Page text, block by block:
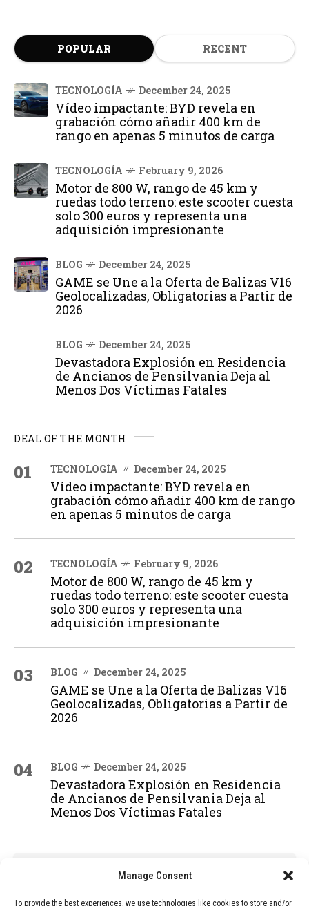
Manage Consent
To provide the best experiences, we use technologies like cookies to store and/or
POPULAR RECENT
TECNOLOGÍA December 24, 2025
Vídeo impactante: BYD revela en
grabación cómo añadir 400 km de
rango en apenas 5 minutos de carga
TECNOLOGÍA February 9, 2026
Motor de 800 W, rango de 45 km y
ruedas todo terreno: este scooter cuesta
solo 300 euros y representa una
adquisición impresionante
BLOG December 24, 2025
GAME se Une a la Oferta de Balizas V16
Geolocalizadas, Obligatorias a Partir de
2026
BLOG December 24, 2025
Devastadora Explosión en Residencia
de Ancianos de Pensilvania Deja al
Menos Dos Víctimas Fatales
DEAL OF THE MONTH
01 TECNOLOGÍA December 24, 2025
Vídeo impactante: BYD revela en
grabación cómo añadir 400 km de rango
en apenas 5 minutos de carga
02 TECNOLOGÍA February 9, 2026
Motor de 800 W, rango de 45 km y
ruedas todo terreno: este scooter cuesta
solo 300 euros y representa una
adquisición impresionante
03 BLOG December 24, 2025
GAME se Une a la Oferta de Balizas V16
Geolocalizadas, Obligatorias a Partir de
2026
04 BLOG December 24, 2025
Devastadora Explosión en Residencia
de Ancianos de Pensilvania Deja al
Menos Dos Víctimas Fatales